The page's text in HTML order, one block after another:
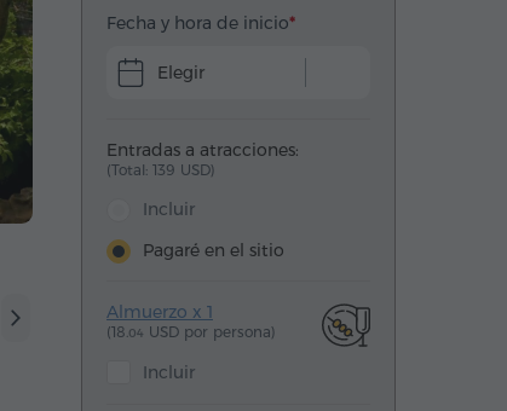
Fecha y hora de inicio
Elegir
Entradas a atracciones:
(Total: 139 USD)
Incluir
Pagaré en el sitio
Almuerzo x 1
(18.04 USD por persona)
Incluir